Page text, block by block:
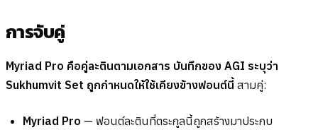
การจับคู่
Myriad Pro คือคู่ละตินตามเอกสาร บันทึกของ AGI ระบุว่า
Sukhumvit Set ถูกกำหนดให้ใช้เคียงข้างฟอนต์นี้ สามคู่:
Myriad Pro — ฟอนต์ละตินที่ตระกูลนี้ถูกสร้างมาประกบ